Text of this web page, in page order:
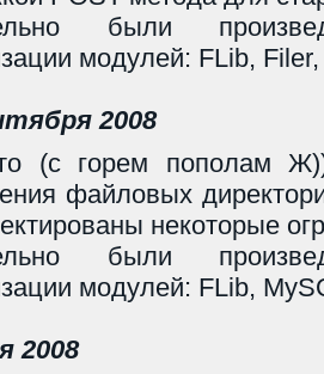
были
модулей: FLib,
2008
(с горем пополам
файловых
некоторые
были
модулей: FLib,
2008